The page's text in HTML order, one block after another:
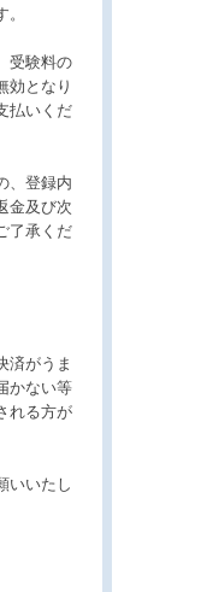
受験料の
効となり
払いくだ
、登録内
金及び次
了承くだ
済がうま
かない等
れる方が
いいたし